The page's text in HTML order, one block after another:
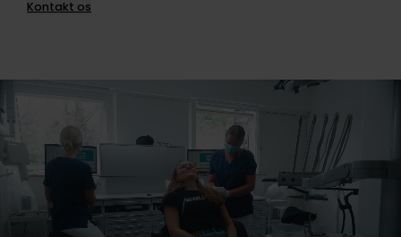
Kontakt os